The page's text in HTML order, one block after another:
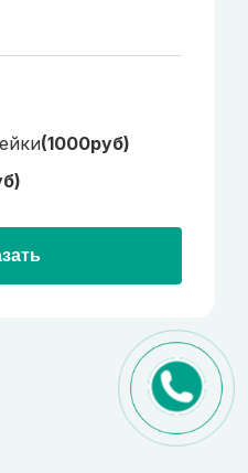
(1000руб)